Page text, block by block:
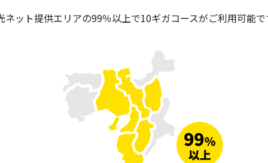
ネット提供エリアの99％以上で10ギガコースがご利用可能で